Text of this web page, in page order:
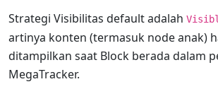
Strategi Visibilitas default adalah
artinya konten (termasuk node anak)
ditampilkan saat Block berada dalam
MegaTracker.